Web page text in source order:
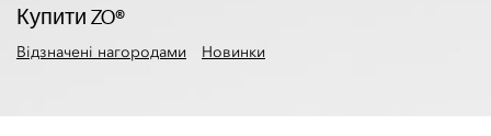
Купити ZO®
Відзначені нагородами Новинки